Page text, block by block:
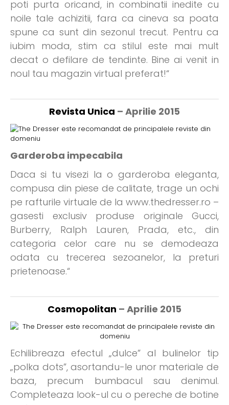
poti purta oricand, in combinatii inedite cu
noile tale achizitii, fara ca cineva sa poata
spune ca sunt din sezonul trecut. Pentru ca
iubim moda, stim ca stilul este mai mult
decat o defilare de tendinte. Bine ai venit in
noul tau magazin virtual preferat!“
Revista Unica – Aprilie 2015
Garderoba impecabila
Daca si tu visezi la o garderoba eleganta,
compusa din piese de calitate, trage un ochi
pe rafturile virtuale de la www.thedresser.ro –
gasesti exclusiv produse originale Gucci,
Burberry, Ralph Lauren, Prada, etc., din
categoria celor care nu se demodeaza
odata cu trecerea sezoanelor, la preturi
prietenoase.“
Cosmopolitan – Aprilie 2015
Echilibreaza efectul „dulce” al bulinelor tip
„polka dots”, asortandu-le unor materiale de
baza, precum bumbacul sau denimul.
Completeaza look-ul cu o pereche de botine